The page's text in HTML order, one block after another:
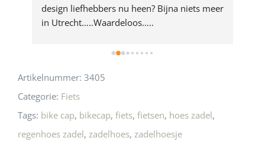
design liefhebbers nu heen? Bijna niets meer
in Utrecht…..Waardeloos…..
Artikelnummer: 3405
Categorie: Fiets
Tags: bike cap, bikecap, fiets, fietsen, hoes zadel,
regenhoes zadel, zadelhoes, zadelhoesje